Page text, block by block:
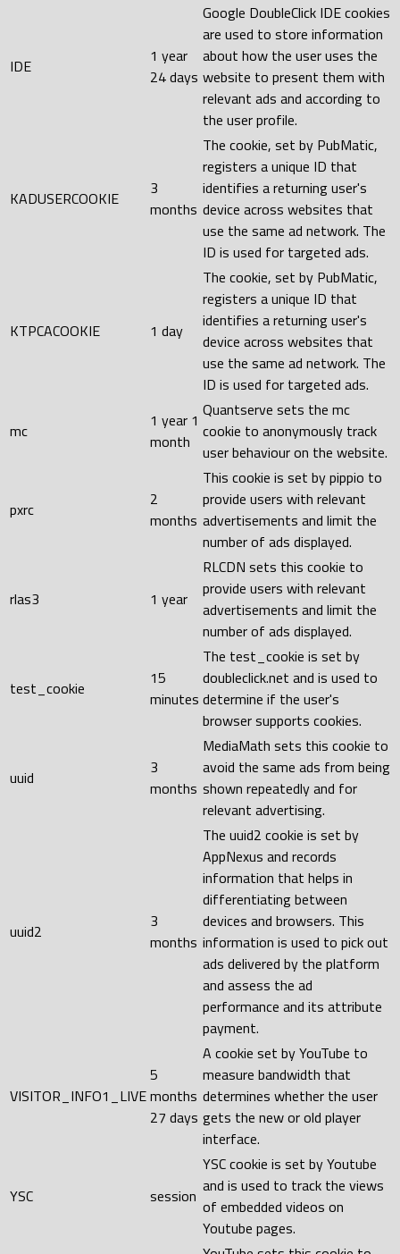
IDE
1 year
24 days
Google DoubleClick IDE cookies
are used to store information
about how the user uses the
website to present them with
relevant ads and according to
the user profile.
KADUSERCOOKIE
3
months
The cookie, set by PubMatic,
registers a unique ID that
identifies a returning user's
device across websites that
use the same ad network. The
ID is used for targeted ads.
KTPCACOOKIE 1 day
The cookie, set by PubMatic,
registers a unique ID that
identifies a returning user's
device across websites that
use the same ad network. The
ID is used for targeted ads.
mc
1 year 1
month
Quantserve sets the mc
cookie to anonymously track
user behaviour on the website.
pxrc
2
months
This cookie is set by pippio to
provide users with relevant
advertisements and limit the
number of ads displayed.
rlas3 1 year
RLCDN sets this cookie to
provide users with relevant
advertisements and limit the
number of ads displayed.
test_cookie
15
minutes
The test_cookie is set by
doubleclick.net and is used to
determine if the user's
browser supports cookies.
uuid
3
months
MediaMath sets this cookie to
avoid the same ads from being
shown repeatedly and for
relevant advertising.
uuid2
3
months
The uuid2 cookie is set by
AppNexus and records
information that helps in
differentiating between
devices and browsers. This
information is used to pick out
ads delivered by the platform
and assess the ad
performance and its attribute
payment.
VISITOR_INFO1_LIVE
5
months
27 days
A cookie set by YouTube to
measure bandwidth that
determines whether the user
gets the new or old player
interface.
YSC session
YSC cookie is set by Youtube
and is used to track the views
of embedded videos on
Youtube pages.